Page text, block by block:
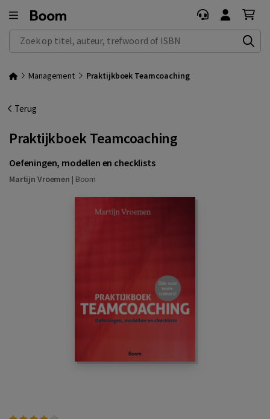
Zoek op titel, auteur, trefwoord of ISBN
Management Praktijkboek Teamcoaching
Terug
Praktijkboek Teamcoaching
Oefeningen, modellen en checklists
Martijn Vroemen | Boom